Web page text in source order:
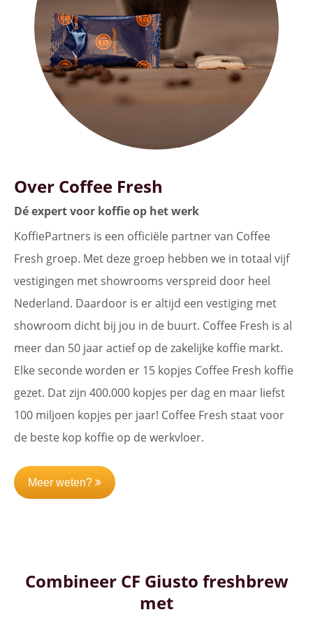
Over Coffee Fresh
Dé expert voor koffie op het werk
KoffiePartners is een officiële partner van Coffee
Fresh groep. Met deze groep hebben we in totaal vijf
vestigingen met showrooms verspreid door heel
Nederland. Daardoor is er altijd een vestiging met
showroom dicht bij jou in de buurt. Coffee Fresh is al
meer dan 50 jaar actief op de zakelijke koffie markt.
Elke seconde worden er 15 kopjes Coffee Fresh koffie
gezet. Dat zijn 400.000 kopjes per dag en maar liefst
100 miljoen kopjes per jaar! Coffee Fresh staat voor
de beste kop koffie op de werkvloer.
Meer weten?
Combineer CF Giusto freshbrew
met